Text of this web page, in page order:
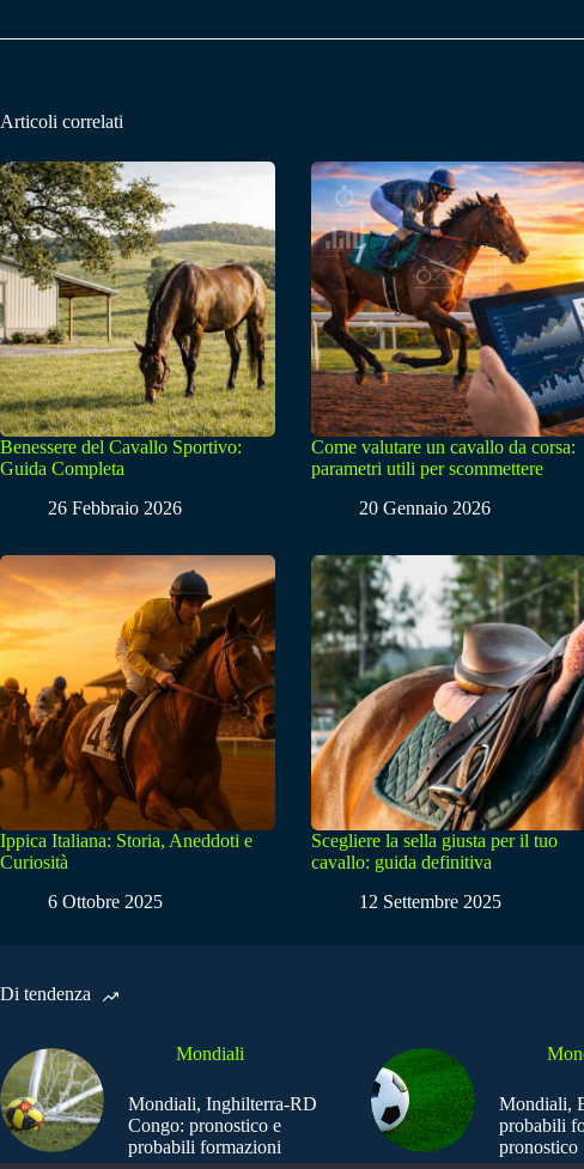
Articoli correlati
Benessere del Cavallo Sportivo:
Guida Completa
26 Febbraio 2026
Come valutare un cavallo da corsa:
parametri utili per scommettere
20 Gennaio 2026
Ippica Italiana: Storia, Aneddoti e
Curiosità
6 Ottobre 2025
Scegliere la sella giusta per il tuo
cavallo: guida definitiva
12 Settembre 2025
Di tendenza
Mondiali
Mondiali, Inghilterra-RD
Congo: pronostico e
probabili formazioni
Mondiali,
probabili
pronostico